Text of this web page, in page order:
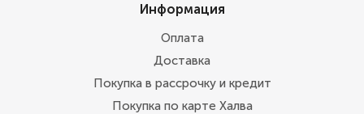
Информация
Оплата
Доставка
Покупка в рассрочку и кредит
Покупка по карте Халва